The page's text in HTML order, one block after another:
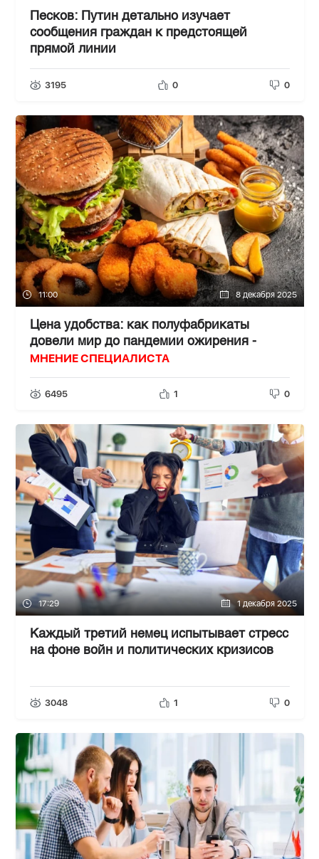
Песков: Путин детально изучает
сообщения граждан к предстоящей
прямой линии
3195 0 0
11:00 8 декабря 2025
Цена удобства: как полуфабрикаты
довели мир до пандемии ожирения -
МНЕНИЕ СПЕЦИАЛИСТА
6495 1 0
17:29 1 декабря 2025
Каждый третий немец испытывает стресс
на фоне войн и политических кризисов
3048 1 0